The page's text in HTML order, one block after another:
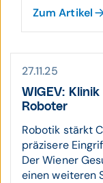
Zum Artikel
27.11.25
WIGEV:
Roboter
Robotik stärkt
präzisere
Der Wiener
einen weiteren